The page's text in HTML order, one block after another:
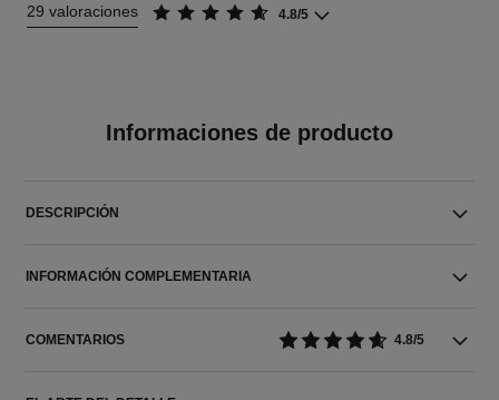
29 valoraciones
4.8/5
Informaciones de producto
DESCRIPCIÓN
INFORMACIÓN COMPLEMENTARIA
COMENTARIOS 4.8/5